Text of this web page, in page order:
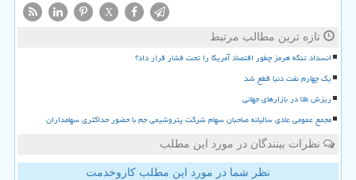
X
تازه ترین مطالب مرتبط
انسداد تنگه هرمز چطور اقتصاد آمریکا را تحت فشار قرار داد؟
یک چهارم نفت دنیا قطع شد
ریزش طلا در بازارهای جهانی
مجمع عمومی عادی سالیانه صاحبان سهام شرکت پتروشیمی جم با حضور حداکثری سهامداران
نظرات بینندگان در مورد این مطلب
نظر شما در مورد این مطلب کاروخدمت